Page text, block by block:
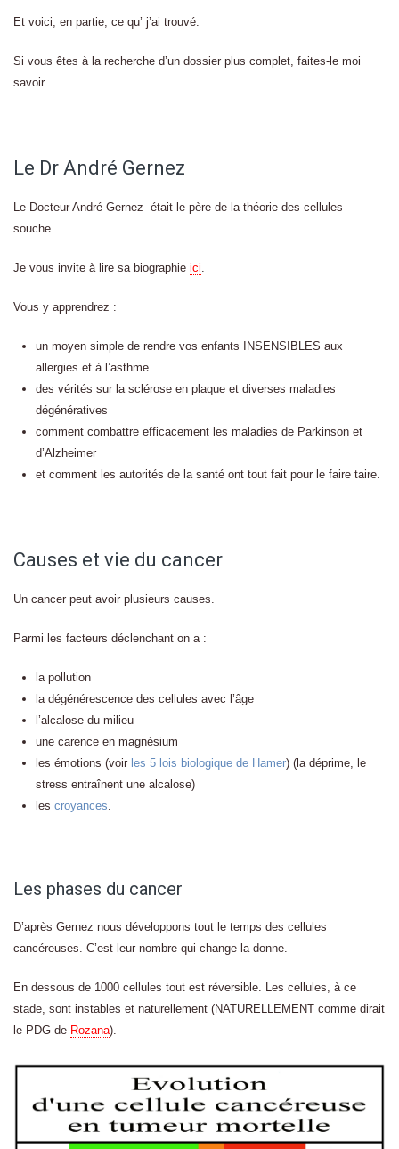
Et voici, en partie, ce qu’ j’ai trouvé.
Si vous êtes à la recherche d’un dossier plus complet, faites-le moi
savoir.
Le Dr André Gernez
Le Docteur André Gernez était le père de la théorie des cellules
souche.
Je vous invite à lire sa biographie ici.
Vous y apprendrez :
un moyen simple de rendre vos enfants INSENSIBLES aux
allergies et à l’asthme
des vérités sur la sclérose en plaque et diverses maladies
dégénératives
comment combattre efficacement les maladies de Parkinson et
d’Alzheimer
et comment les autorités de la santé ont tout fait pour le faire taire.
Causes et vie du cancer
Un cancer peut avoir plusieurs causes.
Parmi les facteurs déclenchant on a :
la pollution
la dégénérescence des cellules avec l’âge
l’alcalose du milieu
une carence en magnésium
les émotions (voir les 5 lois biologique de Hamer) (la déprime, le
stress entraînent une alcalose)
les croyances.
Les phases du cancer
D’après Gernez nous développons tout le temps des cellules
cancéreuses. C’est leur nombre qui change la donne.
En dessous de 1000 cellules tout est réversible. Les cellules, à ce
stade, sont instables et naturellement (NATURELLEMENT comme dirait
le PDG de Rozana).